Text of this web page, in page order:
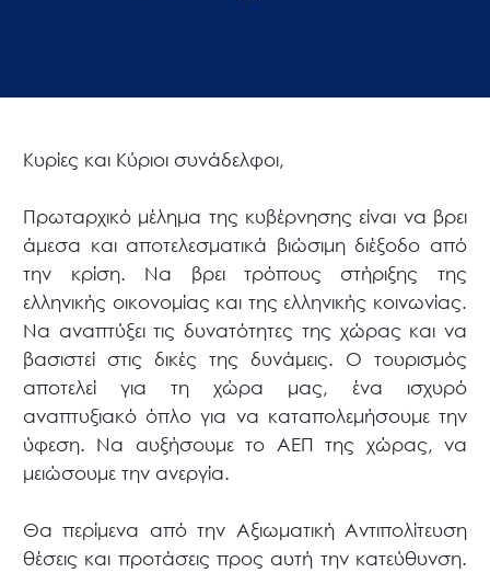
Κυρίες και Κύριοι συνάδελφοι,
Πρωταρχικό μέλημα της κυβέρνησης είναι να βρει
άμεσα και αποτελεσματικά βιώσιμη διέξοδο από
την κρίση. Να βρει τρόπους στήριξης της
ελληνικής οικονομίας και της ελληνικής κοινωνίας.
Να αναπτύξει τις δυνατότητες της χώρας και να
βασιστεί στις δικές της δυνάμεις. Ο τουρισμός
αποτελεί για τη χώρα μας, ένα ισχυρό
αναπτυξιακό όπλο για να καταπολεμήσουμε την
ύφεση. Να αυξήσουμε το ΑΕΠ της χώρας, να
μειώσουμε την ανεργία.
Θα περίμενα από την Αξιωματική Αντιπολίτευση
θέσεις και προτάσεις προς αυτή την κατεύθυνση.